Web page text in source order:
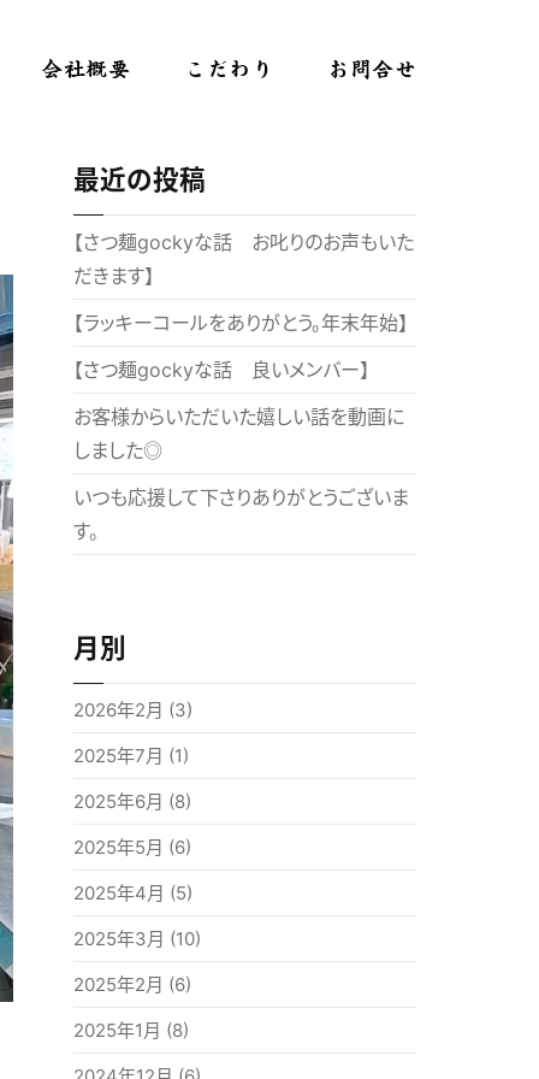
会社概要 こだわり お問合せ
最近の投稿
【さつ麺gockyな話 お叱りのお声もいた
だきます】
【ラッキーコールをありがとう。年末年始】
【さつ麺gockyな話 良いメンバー】
お客様からいただいた嬉しい話を動画に
しました◎
いつも応援して下さりありがとうございま
す。
月別
2026年2月 (3)
2025年7月 (1)
2025年6月 (8)
2025年5月 (6)
2025年4月 (5)
2025年3月 (10)
2025年2月 (6)
2025年1月 (8)